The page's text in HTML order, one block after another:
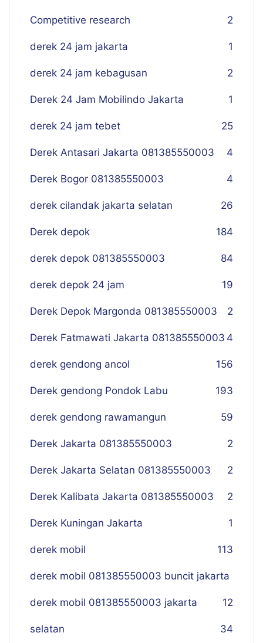
Competitive research 2
derek 24 jam jakarta 1
derek 24 jam kebagusan 2
Derek 24 Jam Mobilindo Jakarta 1
derek 24 jam tebet 25
Derek Antasari Jakarta 081385550003 4
Derek Bogor 081385550003 4
derek cilandak jakarta selatan 26
Derek depok 184
derek depok 081385550003 84
derek depok 24 jam 19
Derek Depok Margonda 081385550003 2
Derek Fatmawati Jakarta 081385550003 4
derek gendong ancol 156
Derek gendong Pondok Labu 193
derek gendong rawamangun 59
Derek Jakarta 081385550003 2
Derek Jakarta Selatan 081385550003 2
Derek Kalibata Jakarta 081385550003 2
Derek Kuningan Jakarta 1
derek mobil 113
derek mobil 081385550003 buncit jakarta
12
derek mobil 081385550003 jakarta
selatan 34